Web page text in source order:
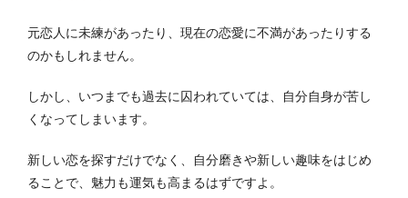
元恋人に未練があったり、現在の恋愛に不満があったりする
のかもしれません。
しかし、いつまでも過去に囚われていては、自分自身が苦し
くなってしまいます。
新しい恋を探すだけでなく、自分磨きや新しい趣味をはじめ
ることで、魅力も運気も高まるはずですよ。